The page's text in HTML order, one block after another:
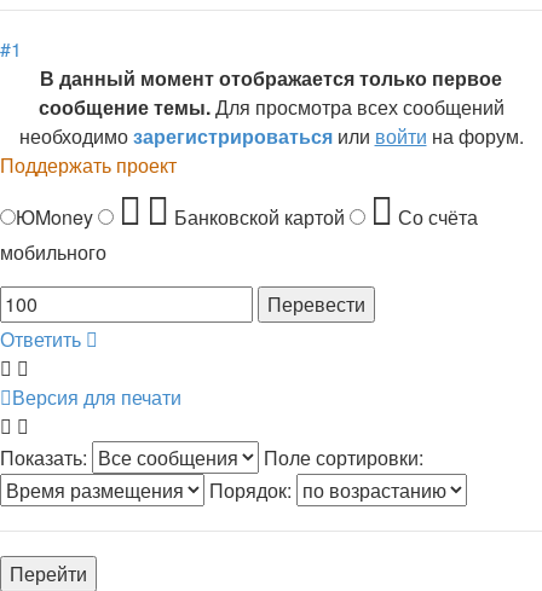
#1
В данный момент отображается только первое
сообщение темы.Для просмотра всех сообщений
необходимозарегистрироватьсяили войти на форум.
Поддержать проект
ЮMoney
Банковской картой
Со счёта
мобильного
Ответить
Версия для печати
Показать:
Поле сортировки:
Порядок: